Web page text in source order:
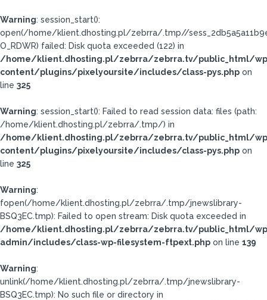
Warning: session_start():
open(/home/klient.dhosting.pl/zebrra/.tmp//
O_RDWR) failed: Disk quota exceeded (122) in
/home/klient.dhosting.pl/zebrra/zebrra.tv/public_html/
content/plugins/pixelyoursite/includes/class-pys.php on
line 325
Warning: session_start(): Failed to read session data: files (path:
/home/klient.dhosting.pl/zebrra/.tmp/) in
/home/klient.dhosting.pl/zebrra/zebrra.tv/public_html/
content/plugins/pixelyoursite/includes/class-pys.php on
line 325
Warning:
fopen(/home/klient.dhosting.pl/zebrra/.tmp/jnewslibrary-
BSQ3EC.tmp): Failed to open stream: Disk quota exceeded in
/home/klient.dhosting.pl/zebrra/zebrra.tv/public_html/
admin/includes/class-wp-filesystem-ftpext.php on line 139
Warning:
unlink(/home/klient.dhosting.pl/zebrra/.tmp/jnewslibrary-
BSQ3EC.tmp): No such file or directory in